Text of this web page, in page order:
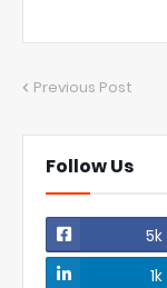
Previous Post
Follow Us
5k
1k